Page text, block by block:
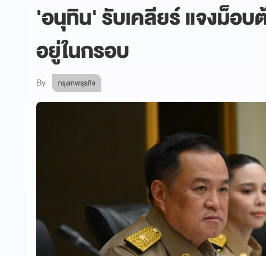
'อนุทิน' รับเคลียร์ แจงม็อ
อยู่ในกรอบ
By กรุงเทพธุรกิจ